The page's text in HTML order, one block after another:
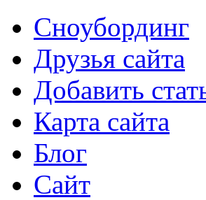
Сноубординг
Друзья сайта
Добавить
Карта сайта
Блог
Сайт